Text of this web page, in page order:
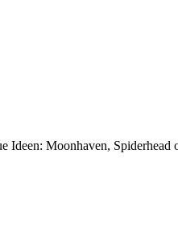
Moonhaven, Spiderhead